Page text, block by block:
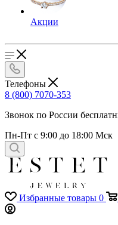
Акции
Телефоны
8 (800) 7070-353
Звонок по России
Пн-Пт с 9:00 до 18:00 Мск
Избранные товары 0